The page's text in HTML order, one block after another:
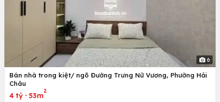
6
Bán nhà trong kiệt/ ngõ Đường Trưng Nữ Vương, Phường Hải
Châu
4 tỷ · 53m
2